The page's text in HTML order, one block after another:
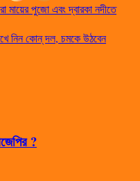
মায়ের পুজো এবং দ্বারকা নদীতে
নিন কোন্ দল, চমকে উঠবেন
?